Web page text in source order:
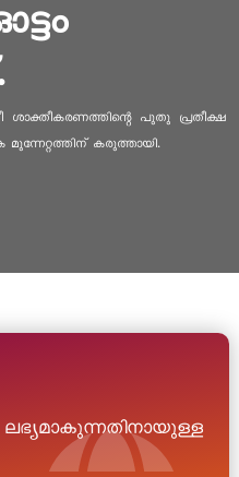
ശാക്തീകരണത്തിന്റെ പുതു പ്രതീക്ഷ
മുന്നേറ്റത്തിന് കരുത്തായി.